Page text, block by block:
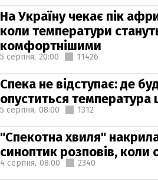
На Україну чекає пік
коли температури
комфортнішими
5 серпня, 20:00 11426
Спека не відступає: де
опуститься температура
5 серпня, 08:00 1312
"Спекотна хвиля"
синоптик розповів, коли
4 серпня, 08:00 2340